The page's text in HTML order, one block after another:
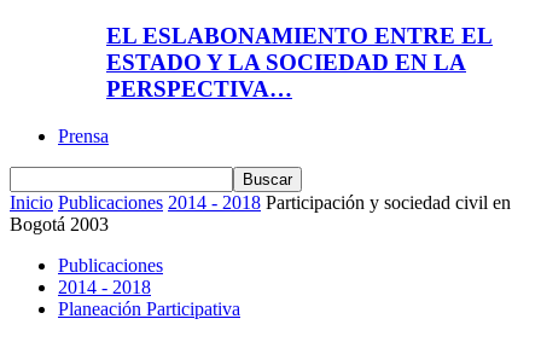
EL ESLABONAMIENTO ENTRE EL
ESTADO Y LA SOCIEDAD EN LA
PERSPECTIVA…
Prensa
Inicio Publicaciones 2014 - 2018 Participación y sociedad civil en
Bogotá 2003
Publicaciones
2014 - 2018
Planeación Participativa